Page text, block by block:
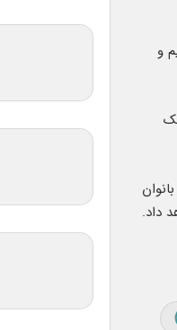
و
عنوان یک
داد.